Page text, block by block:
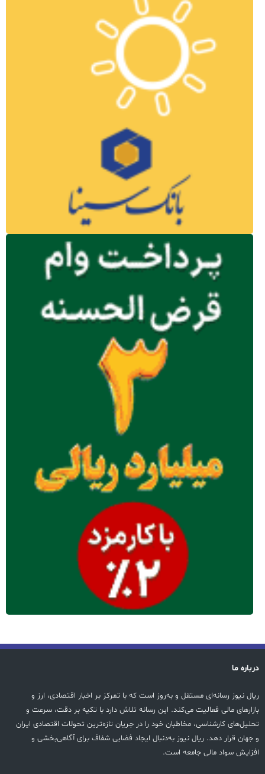
درباره ما
ریال نیوز رسانه‌ای مستقل و به‌روز است که با تمرکز بر اخبار اقتصادی، ارز و
بازارهای مالی فعالیت می‌کند. این رسانه تلاش دارد با تکیه بر دقت، سرعت و
تحلیل‌های کارشناسی، مخاطبان خود را در جریان تازه‌ترین تحولات اقتصادی ایران
و جهان قرار دهد. ریال نیوز به‌دنبال ایجاد فضایی شفاف برای آگاهی‌بخشی و
افزایش سواد مالی جامعه است.